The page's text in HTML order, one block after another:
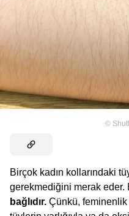
©
Birçok kadın kollarındaki
gerekmediğini merak eder.
bağlıdır. Çünkü,